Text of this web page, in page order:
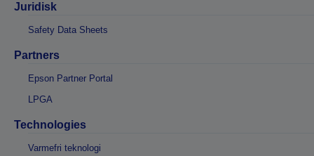
Juridisk
Safety Data Sheets
Partners
Epson Partner Portal
LPGA
Technologies
Varmefri teknologi